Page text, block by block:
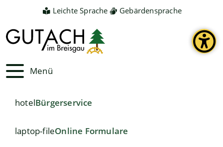
Leichte Sprache Gebärdensprache
Menü
hotelBürgerservice
laptop-fileOnline Formulare